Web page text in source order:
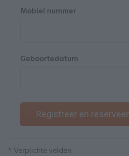
Mobiel nummer
Geboortedatum
Registreer en reserveer
* Verplichte velden